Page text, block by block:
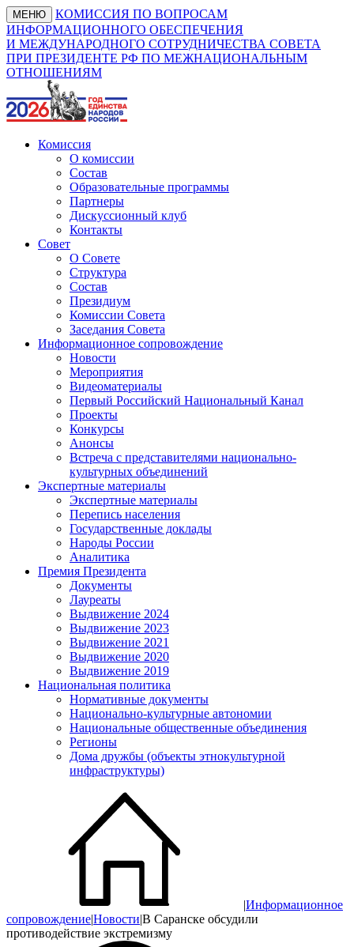
МЕНЮ
КОМИССИЯ ПО ВОПРОСАМ
ИНФОРМАЦИОННОГО ОБЕСПЕЧЕНИЯ
И МЕЖДУНАРОДНОГО СОТРУДНИЧЕСТВА СОВЕТА
ПРИ ПРЕЗИДЕНТЕ РФ ПО МЕЖНАЦИОНАЛЬНЫМ
ОТНОШЕНИЯМ
Комиссия
О комиссии
Состав
Образовательные программы
Партнеры
Дискуссионный клуб
Контакты
Совет
О Совете
Структура
Состав
Президиум
Комиссии Совета
Заседания Совета
Информационное сопровождение
Новости
Мероприятия
Видеоматериалы
Первый Российский Национальный Канал
Проекты
Конкурсы
Анонсы
Встреча с представителями национально-
культурных объединений
Экспертные материалы
Экспертные материалы
Перепись населения
Государственные доклады
Народы России
Аналитика
Премия Президента
Документы
Лауреаты
Выдвижение 2024
Выдвижение 2023
Выдвижение 2021
Выдвижение 2020
Выдвижение 2019
Национальная политика
Нормативные документы
Национально-культурные автономии
Национальные общественные объединения
Регионы
Дома дружбы (объекты этнокультурной
инфраструктуры)
|Информационное
сопровождение|Новости|В Саранске обсудили
противодействие экстремизму